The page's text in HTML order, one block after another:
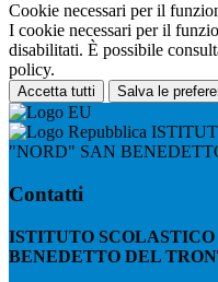
Cookie necessari per il
I cookie necessari per il
disabilitati. È possibile
policy.
Accetta tutti Salva le
"NORD" SAN
Contatti
ISTITUTO
BENEDETTO DEL